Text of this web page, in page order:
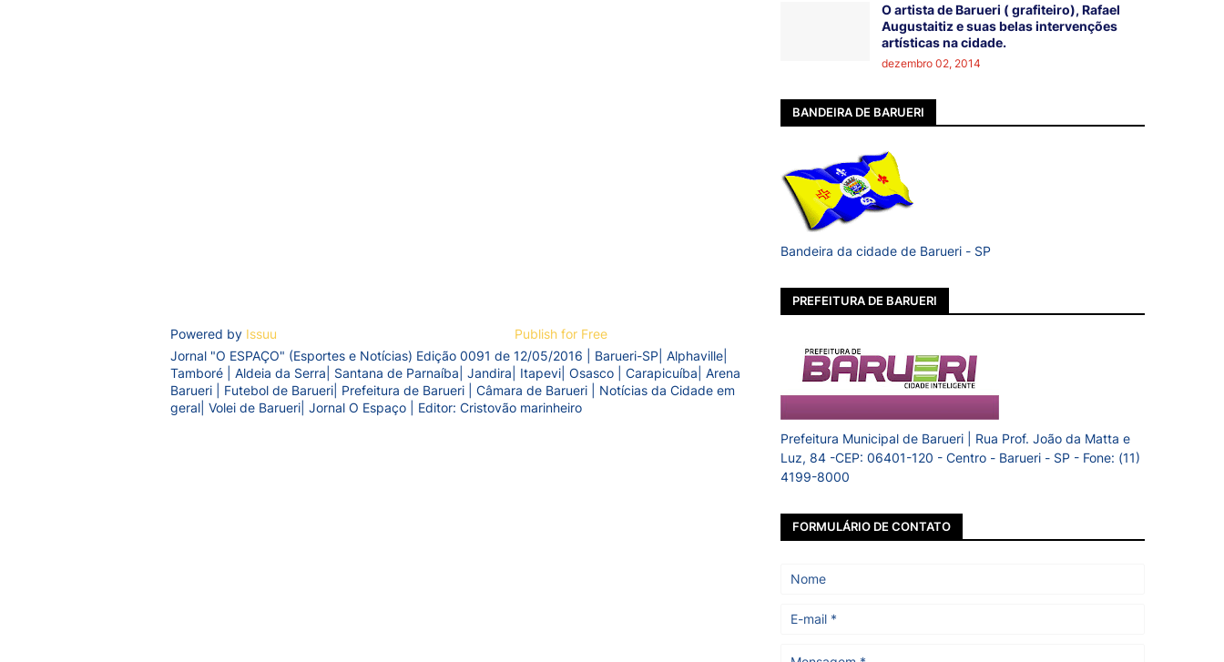
Powered by Issuu
Publish for Free
Jornal "O ESPAÇO" (Esportes e Notícias) Edição 0091 de 12/05/2016 | Barueri-SP| Alphaville|
Tamboré | Aldeia da Serra| Santana de Parnaíba| Jandira| Itapevi| Osasco | Carapicuíba| Arena
Barueri | Futebol de Barueri| Prefeitura de Barueri | Câmara de Barueri | Notícias da Cidade em
geral| Volei de Barueri| Jornal O Espaço | Editor: Cristovão marinheiro
O artista de Barueri ( grafiteiro), Rafael
Augustaitiz e suas belas intervenções
artísticas na cidade.
dezembro 02, 2014
BANDEIRA DE BARUERI
Bandeira da cidade de Barueri - SP
PREFEITURA DE BARUERI
Prefeitura Municipal de Barueri | Rua Prof. João da Matta e
Luz, 84 -CEP: 06401-120 - Centro - Barueri - SP - Fone: (11)
4199-8000
FORMULÁRIO DE CONTATO